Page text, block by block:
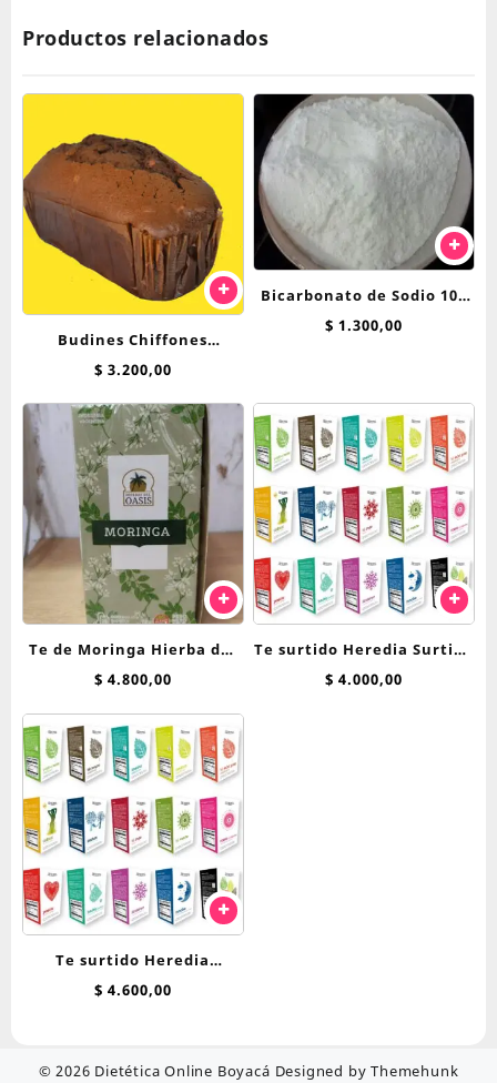
Productos relacionados
Budines Chiffones
Breadnet 250 Grs
$ 3.200,00
Bicarbonato de Sodio 100
grs
$ 1.300,00
Te de Moringa Hierba del
Oasis saquitos
$ 4.800,00
Te surtido Heredia Surtido
Hierbas saquitos
$ 4.000,00
Te surtido Heredia
Bienestar saquitos
$ 4.600,00
© 2026 Dietética Online Boyacá Designed by Themehunk